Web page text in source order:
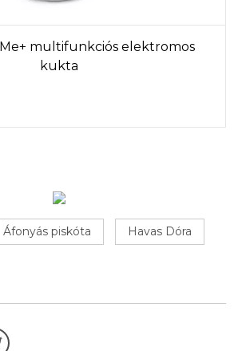
multifunkciós elektromos
kukta
Áfonyás piskóta Havas Dóra